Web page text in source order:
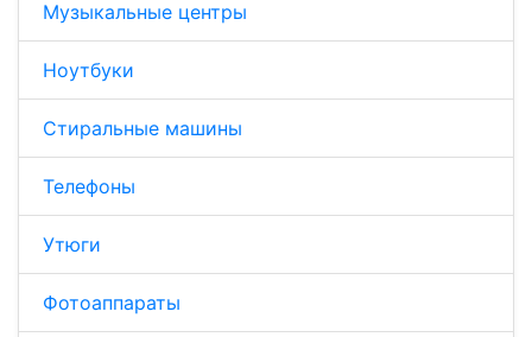
Музыкальные центры
Ноутбуки
Стиральные машины
Телефоны
Утюги
Фотоаппараты